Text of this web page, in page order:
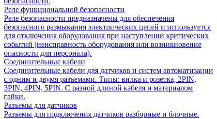
Реле функциональной безопасности
Реле безопасности предназначены для обеспечения
безопасного размыкания электрических цепей и используется
для отключения оборудования при наступлении критических
событий (неисправность оборудования или возникновение
опасности для персонала).
Соединительные кабели
Соединительные кабели для датчиков и систем автоматизации
с одним и двумя разъемами. Типы: вилка и розетка, 2PIN,
3PIN, 4PIN, 5PIN. С разной длиной кабеля и материалом
гайки.
Разъемы для датчиков
Разъемы для подключения датчиков разборные и блочные.